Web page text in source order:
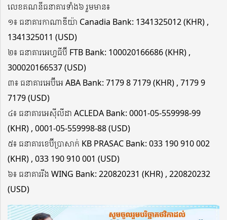
លេខគណនីធនាគារទាំង៦ រួមមាន៖
១៖ ធនាគារកាណាឌីយ៉ា Canadia Bank: 1341325012 (KHR) ,
1341325011 (USD)
២៖ ធនាគារអេហ្វធីប៊ី FTB Bank: 100020166686 (KHR) ,
300020166537 (USD)
៣៖ ធនាគារអេប៊ីអេ ABA Bank: 7179 8 7179 (KHR) , 7179 9
7179 (USD)
៤៖ ធនាគារអេស៊ីលីដា ACLEDA Bank: 0001-05-559998-99
(KHR) , 0001-05-559998-88 (USD)
៥៖ ធនាគារខេប៊ីប្រាសាក់ KB PRASAC Bank: 033 190 910 002
(KHR) , 033 190 910 001 (USD)
៦៖ ធនាគាររីង WING Bank: 220820231 (KHR) , 220820232
(USD)